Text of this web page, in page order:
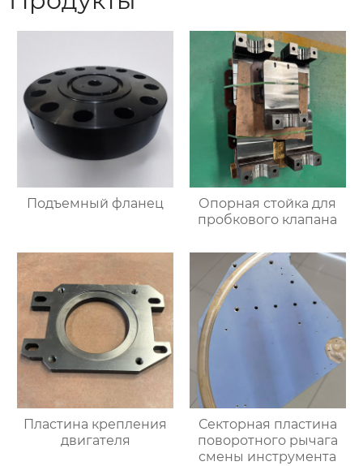
Подъемный фланец
Опорная стойка для
пробкового клапана
Пластина крепления
двигателя
Секторная пластина
поворотного рычага
смены инструмента